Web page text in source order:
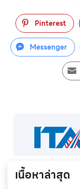
Pinterest
Messenger
เนื้อหาล่าสุด